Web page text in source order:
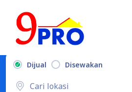
Dijual Disewakan